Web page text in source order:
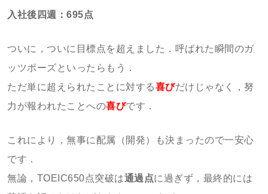
入社後四週：695点
ついに，ついに目標点を超えました．呼ばれた瞬間のガ
ッツポーズといったらもう．
ただ単に超えられたことに対する喜びだけじゃなく，努
力が報われたことへの喜びです．
これにより，無事に配属（開発）も決まったので一安心
です．
無論，TOEIC650点突破は通過点に過ぎず，最終的には